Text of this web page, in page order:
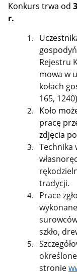
Konkurs trwa od
r.
Rejestru
mowa w
kołach
165, 1240)
Koło
pracę
zdjęcia
Technika
tradycji.
Prace
szkło,
stronie